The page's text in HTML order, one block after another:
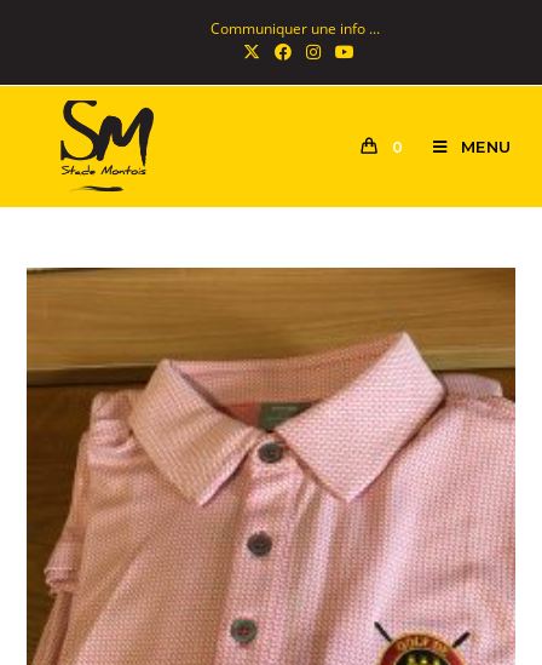
Communiquer une info ...
0 MENU